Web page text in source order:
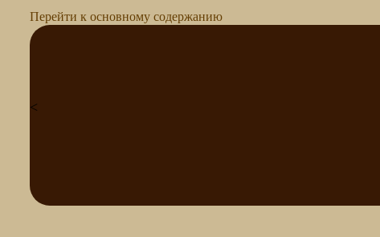
Перейти к основному содержанию
<